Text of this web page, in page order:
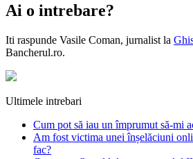
Ai o intrebare?
Iti raspunde Vasile Coman, jurnalist la
Bancherul.ro.
Ultimele intrebari
Cum pot să iau un împrumut să-mi
Am fost victima unei înșelăciuni
fac?